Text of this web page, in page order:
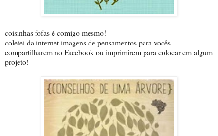
coisinhas fofas é comigo mesmo!
coletei da internet imagens de pensamentos para vocês
compartilharem no Facebook ou imprimirem para colocar em algum
projeto!